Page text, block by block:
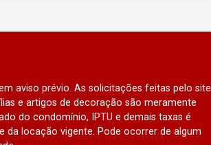
aviso prévio. As solicitações feitas pelo site
e artigos de decoração são meramente
do condomínio, IPTU e demais taxas é
da locação vigente. Pode ocorrer de algum